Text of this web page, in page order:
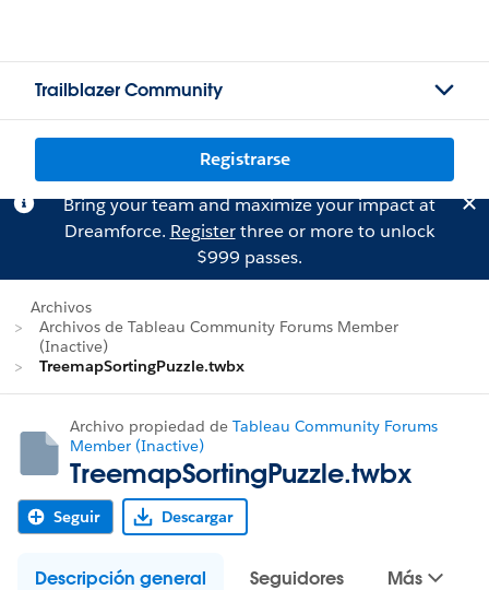
Trailblazer Community
Registrarse
Bring your team and maximize your impact at
Dreamforce. Registerthree or more to unlock
$999 passes.
Archivos
Archivos de Tableau Community Forums Member
(Inactive)
TreemapSortingPuzzle.twbx
Archivo propiedad de Tableau Community Forums
Member (Inactive)
TreemapSortingPuzzle.twbx
Seguir Descargar
Descripción general Seguidores Más